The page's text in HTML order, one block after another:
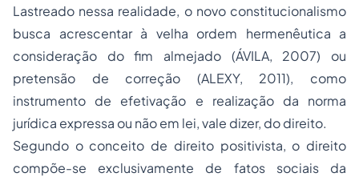
Lastreado nessa realidade, o novo constitucionalismo
busca acrescentar à velha ordem hermenêutica a
consideração do fim almejado (ÁVILA, 2007) ou
pretensão de correção (ALEXY, 2011), como
instrumento de efetivação e realização da norma
jurídica expressa ou não em lei, vale dizer, do direito.
Segundo o conceito de direito positivista, o direito
compõe-se exclusivamente de fatos sociais da